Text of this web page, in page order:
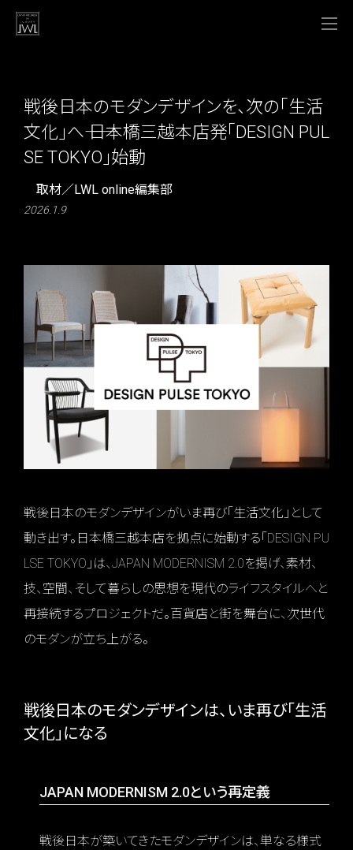
戦後日本のモダンデザインを、次の「生活
文化」へ―― 日本橋三越本店発「DESIGN PUL
SE TOKYO」始動
取材／LWL online編集部
2026.1.9
戦後日本のモダンデザインがいま再び「生活文化」として
動き出す。日本橋三越本店を拠点に始動する「DESIGN PU
LSE TOKYO」は、JAPAN MODERNISM 2.0を掲げ、素材、
技、空間、そして暮らしの思想を現代のライフスタイルへと
再接続するプロジェクトだ。百貨店と街を舞台に、次世代
のモダンが立ち上がる。
戦後日本のモダンデザインは、いま再び「生活
文化」になる
JAPAN MODERNISM 2.0という再定義
戦後日本が築いてきたモダンデザインは、単なる様式